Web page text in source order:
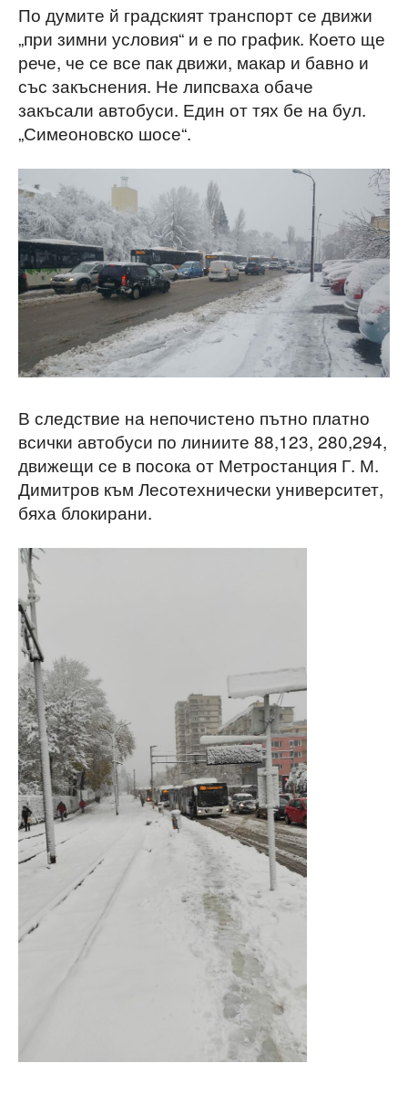
По думите й градският транспорт се движи
„при зимни условия“ и е по график. Което ще
рече, че се все пак движи, макар и бавно и
със закъснения. Не липсваха обаче
закъсали автобуси. Един от тях бе на бул.
„Симеоновско шосе“.
В следствие на непочистено пътно платно
всички автобуси по линиите 88,123, 280,294,
движещи се в посока от Метростанция Г. М.
Димитров към Лесотехнически университет,
бяха блокирани.